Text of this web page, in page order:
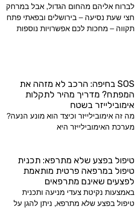
לברוח אליהם מהחום הגדול, אבל במרחק
חצי שעת נסיעה – בירושלים ובפאתי פתח
תקווה – מחכות לכם אפשרויות נוספות
SOS בחיפה: הרכב לא מזהה את
המפתח? מדריך מהיר לתקלות
אימובילייזר בשטח
מה זה אימובילייזר וכיצד הוא מונע הנעה?
מערכת האימובילייזר היא
טיפול בפצע שלא מתרפא: תכנית
טיפול במרפאה פרטית מותאמת
לפצעים שאינם מתרפאים
באמצעות נקיטת צעדי מניעה ותכנית
טיפול בפצע שלא מתרפא, ניתן להגן על